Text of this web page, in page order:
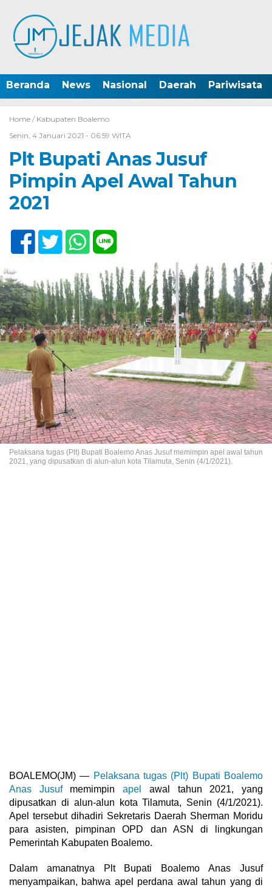
Beranda News Nasional Daerah Pariwisata
Home / Kabupaten Boalemo
Senin, 4 Januari 2021 - 06:59 WITA
Plt Bupati Anas Jusuf
Pimpin Apel Awal Tahun
2021
Pelaksana tugas (Plt) Bupati Boalemo Anas Jusuf memimpin apel awal tahun
2021, yang dipusatkan di alun-alun kota Tilamuta, Senin (4/1/2021).
BOALEMO(JM) — Pelaksana tugas (Plt) Bupati Boalemo
Anas Jusufmemimpinapel
awal tahun 2021, yang
dipusatkan di alun-alun kota Tilamuta, Senin (4/1/2021).
Apel tersebut dihadiri Sekretaris Daerah Sherman Moridu
para asisten, pimpinan OPD dan ASN di lingkungan
Pemerintah Kabupaten Boalemo.
Dalam amanatnya Plt Bupati Boalemo Anas Jusuf
menyampaikan, bahwa apel perdana awal tahun yang di